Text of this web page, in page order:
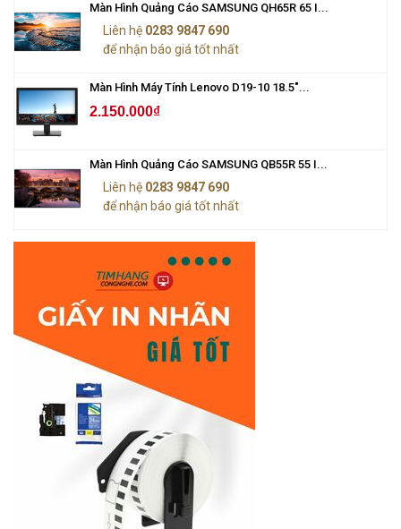
Màn Hình Quảng Cáo SAMSUNG QH65R 65 I...
Liên hệ 0283 9847 690
để nhận báo giá tốt nhất
Màn Hình Máy Tính Lenovo D19-10 18.5"...
2.150.000₫
Màn Hình Quảng Cáo SAMSUNG QB55R 55 I...
Liên hệ 0283 9847 690
để nhận báo giá tốt nhất